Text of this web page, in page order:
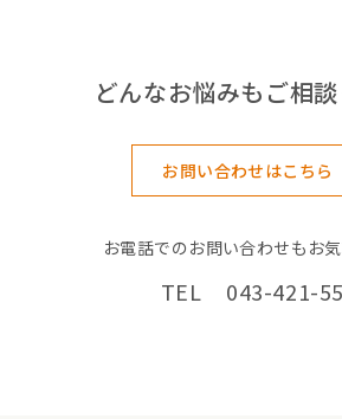
どんなお悩みもご相
お問い合わせはこちら
お電話でのお問い合わせもお
TEL 043-421-